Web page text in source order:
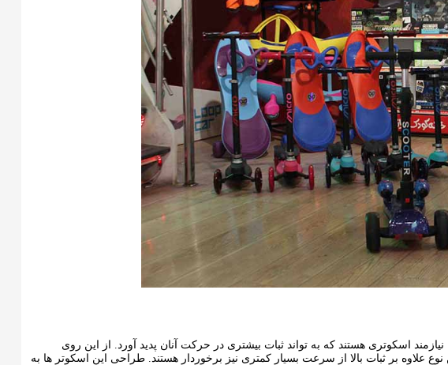
نیازمند اسکوتری هستند که به تواند ثبات بیشتری در حرکت آنان پدید آورد. از این روی
این نوع علاوه بر ثبات بالا از سرعت بسیار کمتری نیز برخوردار هستند. طراحی این اسکوتر ها به